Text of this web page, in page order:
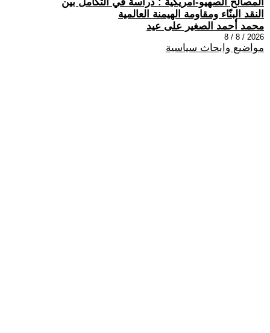
النقد البنّاء ومقاومة الهيمنة العالمية
محمد أحمد الصغير على عيد
2026 / 8 / 8
مواضيع وابحاث سياسية